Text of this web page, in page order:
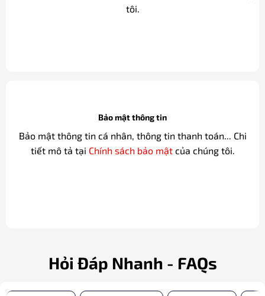
tôi.
Bảo mật thông tin
Bảo mật thông tin cá nhân, thông tin thanh toán... Chi
tiết mô tả tại Chính sách bảo mậtcủa chúng tôi.
Hỏi Đáp Nhanh - FAQs